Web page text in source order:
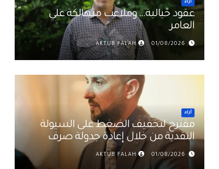
أراء
عقود خيالية… وملاعب متهالكة علي
العامر
01/08/2026
AKTUB FALAH
أراء
مقترح لتخفيف الضغط على السيولة
النقدية من خلال إعادة جدولة صرف
رواتب الموظفين في العراق د. عمر
حميد
01/08/2026
AKTUB FALAH